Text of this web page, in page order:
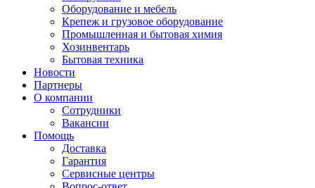
Оборудование и мебель
Крепеж и грузовое оборудование
Промышленная и бытовая химия
Хозинвентарь
Бытовая техника
Новости
Партнеры
О компании
Сотрудники
Вакансии
Помощь
Доставка
Гарантия
Сервисные центры